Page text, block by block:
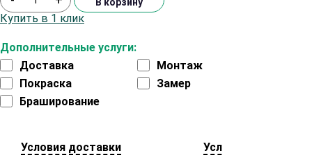
Дополнительные услуги:
Доставка
Монтаж
Покраска
Замер
Браширование
Купить в 1 клик
Условия доставки Условия оплаты